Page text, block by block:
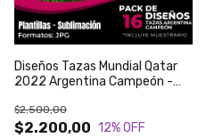
Diseños Tazas Mundial Qatar
2022 Argentina Campeón -
$2.200,00
$2.500,00
12% OFF